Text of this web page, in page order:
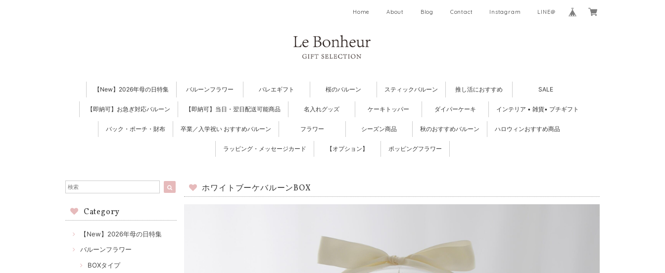
Home About Blog Contact Instagram LINE＠
【New】2026年母の日特集 バルーンフラワー バレエギフト 桜のバルーン スティックバルーン 推し活におすすめ SALE
【即納可】お急ぎ対応バルーン 【即納可】当日・翌日配送可能商品 名入れグッズ ケーキトッパー ダイパーケーキ インテリア • 雑貨• プチギフト
バック・ポーチ・財布 卒業／入学祝い おすすめバルーン フラワー シーズン商品 秋のおすすめバルーン ハロウィンおすすめ商品
ラッピング・メッセージカード 【オプション】 ポッピングフラワー
Category
【New】2026年母の日特集
バルーンフラワー
BOXタイプ
ホワイトブーケバルーンBOX